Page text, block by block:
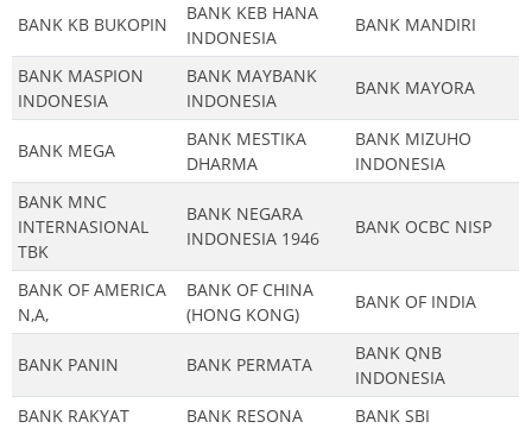
BANK KB BUKOPIN
BANK KEB HANA
INDONESIA
BANK MANDIRI
BANK MASPION
INDONESIA
BANK MAYBANK
INDONESIA
BANK MAYORA
BANK MEGA
BANK MESTIKA
DHARMA
BANK MIZUHO
INDONESIA
BANK MNC
INTERNASIONAL
TBK
BANK NEGARA
INDONESIA 1946
BANK OCBC NISP
BANK OF AMERICA
N,A,
BANK OF CHINA
(HONG KONG)
BANK OF INDIA
BANK PANIN BANK PERMATA
BANK QNB
INDONESIA
BANK RAKYAT
BANK RESONA
BANK SBI